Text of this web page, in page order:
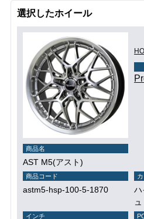
選択したホイール
商品名
AST M5(アスト)
商品コード
astm5-hsp-100-5-1870
ハ
ュ
インチ